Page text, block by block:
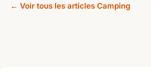
← Voir tous les articles Camping